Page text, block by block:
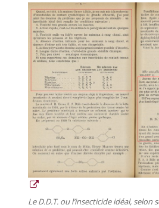
Le D.D.T. ou l’insecticide idéal, selon